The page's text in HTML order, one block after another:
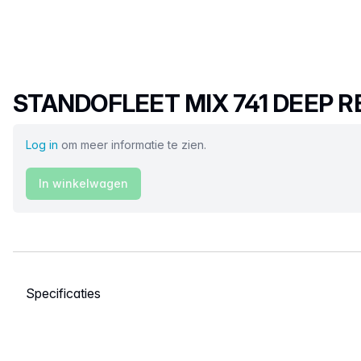
Productnaam
STANDOFLEET MIX 741 DEEP
Log in om meer informatie te zien.
In winkelwagen
Selecteer een tabblad